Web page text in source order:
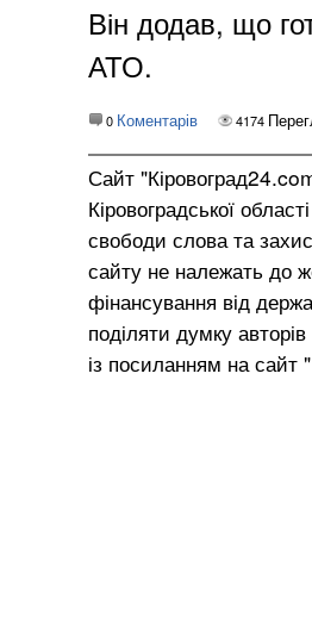
Він додав, що
АТО.
0 Коментарів 4174
Сайт
Кіровоградської
свободи слова та
сайту не належать до
фінансування від
поділяти думку
із посиланням на сайт